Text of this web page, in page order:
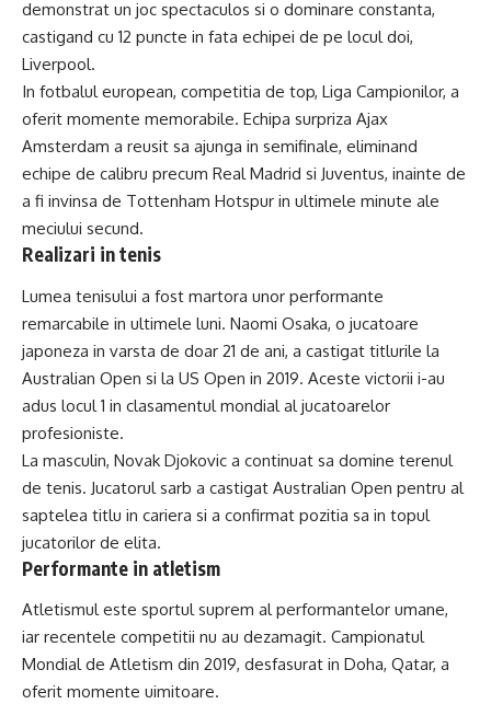
demonstrat un joc spectaculos si o dominare constanta,
castigand cu 12 puncte in fata echipei de pe locul doi,
Liverpool.
In fotbalul european, competitia de top, Liga Campionilor, a
oferit momente memorabile. Echipa surpriza Ajax
Amsterdam a reusit sa ajunga in semifinale, eliminand
echipe de calibru precum Real Madrid si Juventus, inainte de
a fi invinsa de Tottenham Hotspur in ultimele minute ale
meciului secund.
Realizari in tenis
Lumea tenisului a fost martora unor performante
remarcabile in ultimele luni. Naomi Osaka, o jucatoare
japoneza in varsta de doar 21 de ani, a castigat titlurile la
Australian Open si la US Open in 2019. Aceste victorii i-au
adus locul 1 in clasamentul mondial al jucatoarelor
profesioniste.
La masculin, Novak Djokovic a continuat sa domine terenul
de tenis. Jucatorul sarb a castigat Australian Open pentru al
saptelea titlu in cariera si a confirmat pozitia sa in topul
jucatorilor de elita.
Performante in atletism
Atletismul este sportul suprem al performantelor umane,
iar recentele competitii nu au dezamagit. Campionatul
Mondial de Atletism din 2019, desfasurat in Doha, Qatar, a
oferit momente uimitoare.